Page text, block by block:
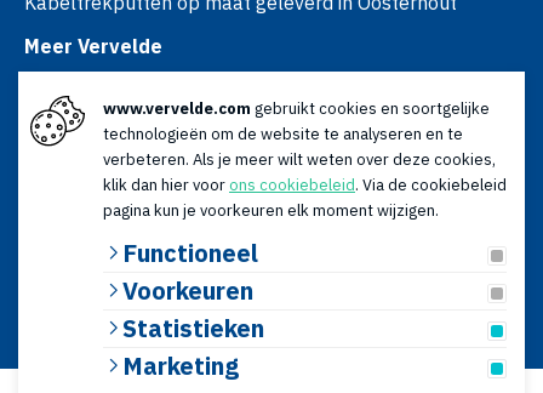
Meer Vervelde
Nieuws
Advies
Openingstijden
Ma t/m vr: 08:00 - 17:00
Za: 09:00 - 12:30
© 2026 Vervelde | KvK: 18120179 | BTW: NL009066196B01 |
Algemene voorwaarden|Privacyverklaring
Website doorLined
www.vervelde.com gebruikt cookies en soortgelijke
technologieën om de website te analyseren en te
verbeteren. Als je meer wilt weten over deze cookies,
klik dan hier voorons cookiebeleid. Via de cookiebeleid
pagina kun je voorkeuren elk moment wijzigen.
Functioneel
Voorkeuren
Statistieken
Marketing